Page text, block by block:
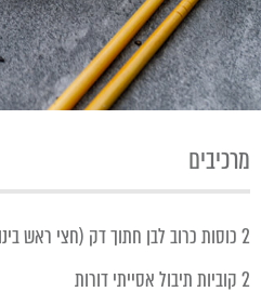
מרכיבים
2 כוסות כרוב לבן חתוך דק (חצי ראש בינוני)
2 קוביות תיבול אסייתי דורות